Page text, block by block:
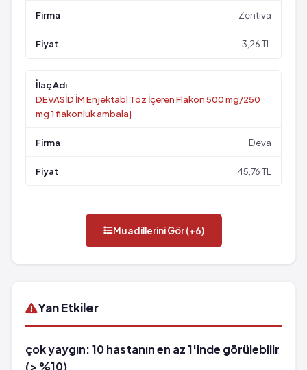
Zentiva
3,26 TL
DEVASİD İM Enjektabl Toz İçeren Flakon 500 mg/250
mg 1 flakonluk ambalaj
Deva
45,76 TL
Muadillerini Gör (+6)
Yan Etkiler
çok yaygın: 10 hastanın en az 1'inde görülebilir
(> %10)